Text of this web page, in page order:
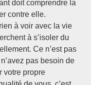
doit comprendre la
contre elle.
à voir avec la vie
à s’isoler du
Ce n’est pas
pas besoin de
votre propre